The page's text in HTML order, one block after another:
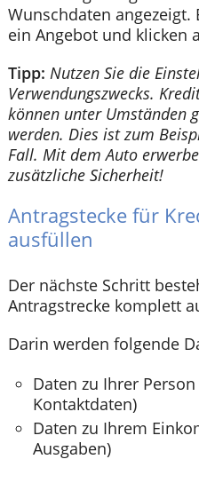
Wunschdaten
ein Angebot und klicken
Tipp: Nutzen Sie die
Verwendungszwecks.
können unter Umständen
werden. Dies ist zum
Fall. Mit dem Auto
zusätzliche Sicherheit!
Antragstecke für
ausfüllen
Der nächste Schritt
Antragstrecke komplett
Darin werden folgende
Daten zu Ihrer
Kontaktdaten)
Daten zu Ihrem
Ausgaben)